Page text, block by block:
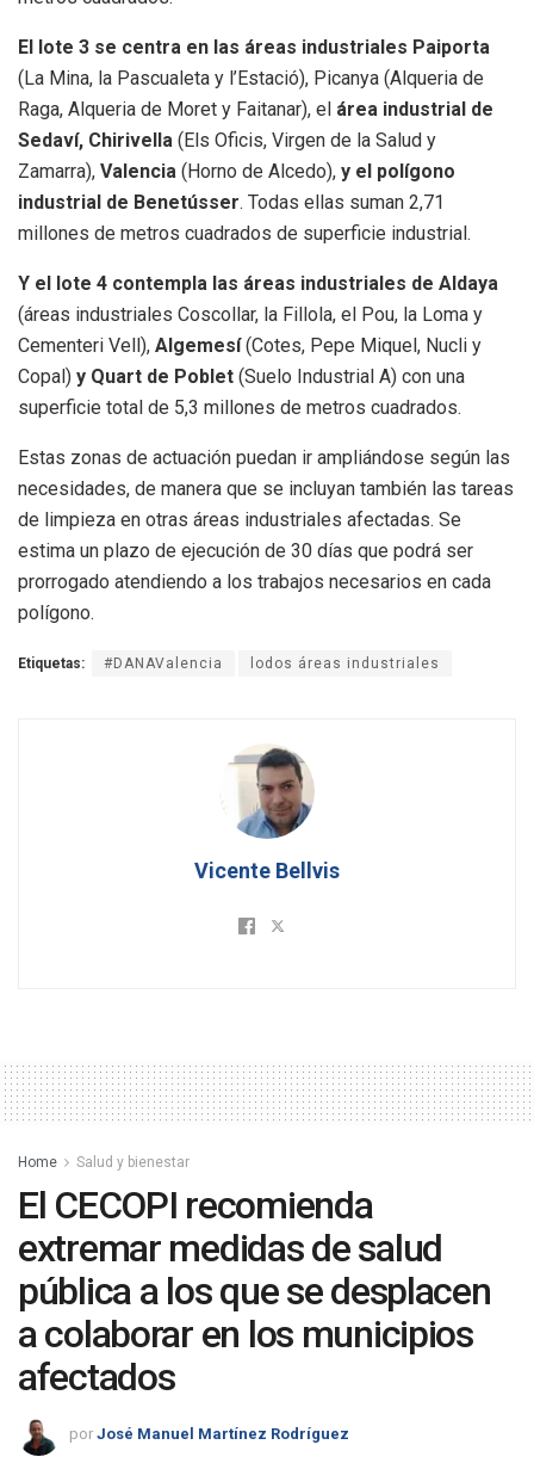
El lote 3 se centra en las áreas industriales Paiporta
(La Mina, la Pascualeta y l’Estació), Picanya (Alqueria de
Raga, Alqueria de Moret y Faitanar), el área industrial de
Sedaví, Chirivella (Els Oficis, Virgen de la Salud y
Zamarra), Valencia (Horno de Alcedo), y el polígono
industrial de Benetússer. Todas ellas suman 2,71
millones de metros cuadrados de superficie industrial.
Y el lote 4 contempla las áreas industriales de Aldaya
(áreas industriales Coscollar, la Fillola, el Pou, la Loma y
Cementeri Vell), Algemesí(Cotes, Pepe Miquel, Nucli y
Copal) y Quart de Poblet (Suelo Industrial A) con una
superficie total de 5,3 millones de metros cuadrados.
Estas zonas de actuación puedan ir ampliándose según las
necesidades, de manera que se incluyan también las tareas
de limpieza en otras áreas industriales afectadas. Se
estima un plazo de ejecución de 30 días que podrá ser
prorrogado atendiendo a los trabajos necesarios en cada
polígono.
Etiquetas: #DANAValencia lodos áreas industriales
Vicente Bellvis
Home Salud y bienestar
El CECOPI recomienda
extremar medidas de salud
pública a los que se desplacen
a colaborar en los municipios
afectados
por José Manuel Martínez Rodríguez